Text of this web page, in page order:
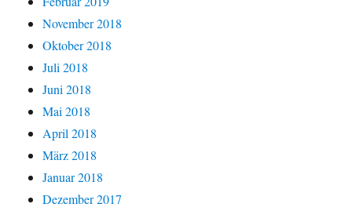
November 2018
Oktober 2018
Juli 2018
Juni 2018
Mai 2018
April 2018
März 2018
Januar 2018
Dezember 2017